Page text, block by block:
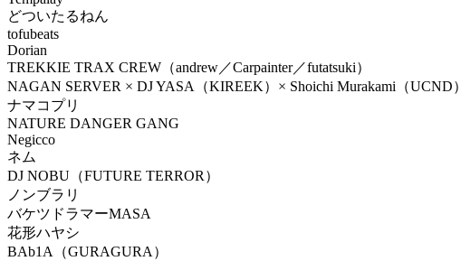
どついたるねん
tofubeats
Dorian
TREKKIE TRAX CREW（andrew／Carpainter／futatsuki）
NAGAN SERVER × DJ YASA（KIREEK）× Shoichi Murakami（UCND）
ナマコプリ
NATURE DANGER GANG
Negicco
ネム
DJ NOBU（FUTURE TERROR）
ノンブラリ
バケツドラマーMASA
花形ハヤシ
BAb1A（GURAGURA）